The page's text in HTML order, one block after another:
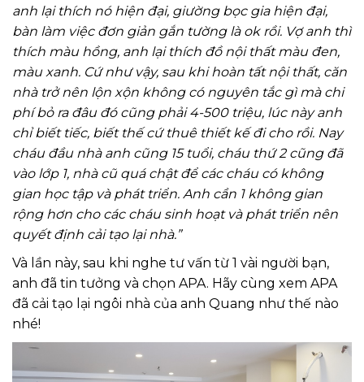
anh lại thích nó hiện đại, giường bọc gia hiện đại,
bàn làm việc đơn giản gắn tường là ok rồi. Vợ anh thì
thích màu hồng, anh lại thích đồ nội thất màu đen,
màu xanh. Cứ như vậy, sau khi hoàn tất nội thất, căn
nhà trở nên lộn xộn không có nguyên tắc gì mà chi
phí bỏ ra đâu đó cũng phải 4-500 triệu, lúc này anh
chỉ biết tiếc, biết thế cứ thuê thiết kế đi cho rồi. Nay
cháu đầu nhà anh cũng 15 tuổi, cháu thứ 2 cũng đã
vào lớp 1, nhà cũ quá chật để các cháu có không
gian học tập và phát triển. Anh cần 1 không gian
rộng hơn cho các cháu sinh hoạt và phát triển nên
quyết định cải tạo lại nhà.”
Và lần này, sau khi nghe tư vấn từ 1 vài người bạn,
anh đã tin tưởng và chọn APA. Hãy cùng xem APA
đã cải tạo lại ngôi nhà của anh Quang như thế nào
nhé!